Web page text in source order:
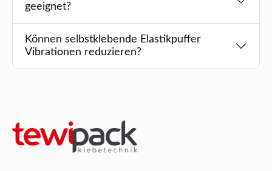
geeignet?
Können selbstklebende Elastikpuffer
Vibrationen reduzieren?